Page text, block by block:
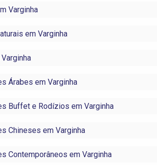
Varginha
em Varginha
Árabes em Varginha
Buffet e Rodízios em Varginha
Chineses em Varginha
Contemporâneos em Varginha